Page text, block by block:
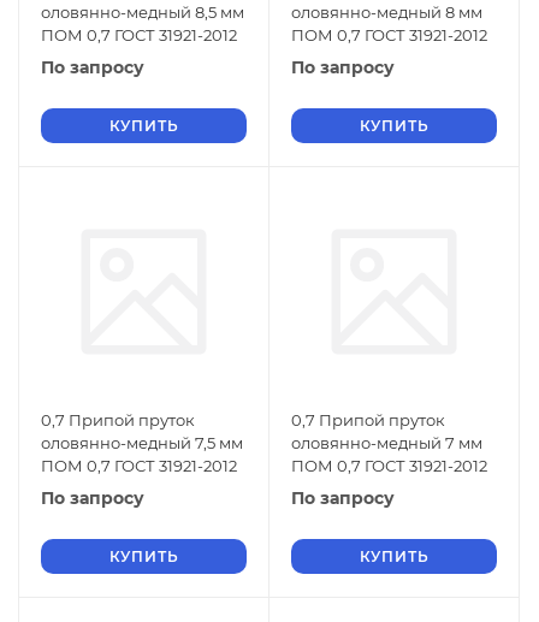
оловянно-медный 8,5 мм
ПОМ 0,7 ГОСТ 31921-2012
По запросу
КУПИТЬ
оловянно-медный 8 мм
ПОМ 0,7 ГОСТ 31921-2012
По запросу
КУПИТЬ
0,7 Припой пруток
оловянно-медный 7,5 мм
ПОМ 0,7 ГОСТ 31921-2012
По запросу
КУПИТЬ
0,7 Припой пруток
оловянно-медный 7 мм
ПОМ 0,7 ГОСТ 31921-2012
По запросу
КУПИТЬ